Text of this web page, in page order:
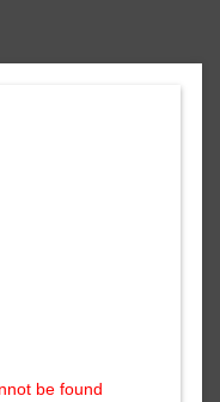
be found